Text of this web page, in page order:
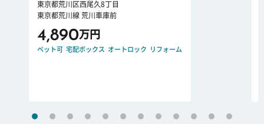
東京都荒川区西尾久8丁目
東京都荒川線 荒川車庫前
4,890万円
ペット可 宅配ボックス オートロック リフォーム